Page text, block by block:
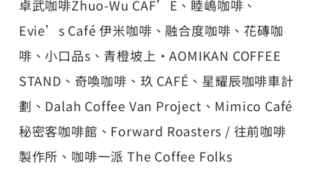
卓武咖啡Zhuo-Wu CAF’E、睦嶋咖啡、
Evie’s Café 伊米咖啡、融合度咖啡、花磚咖
啡、小口品s、青橙坡上・AOMIKAN COFFEE
STAND、奇喚咖啡、玖 CAFÉ、星耀辰咖啡車計
劃、Dalah Coffee Van Project、Mimico Café
秘密客咖啡館、Forward Roasters / 往前咖啡
製作所、咖啡一派 The Coffee Folks